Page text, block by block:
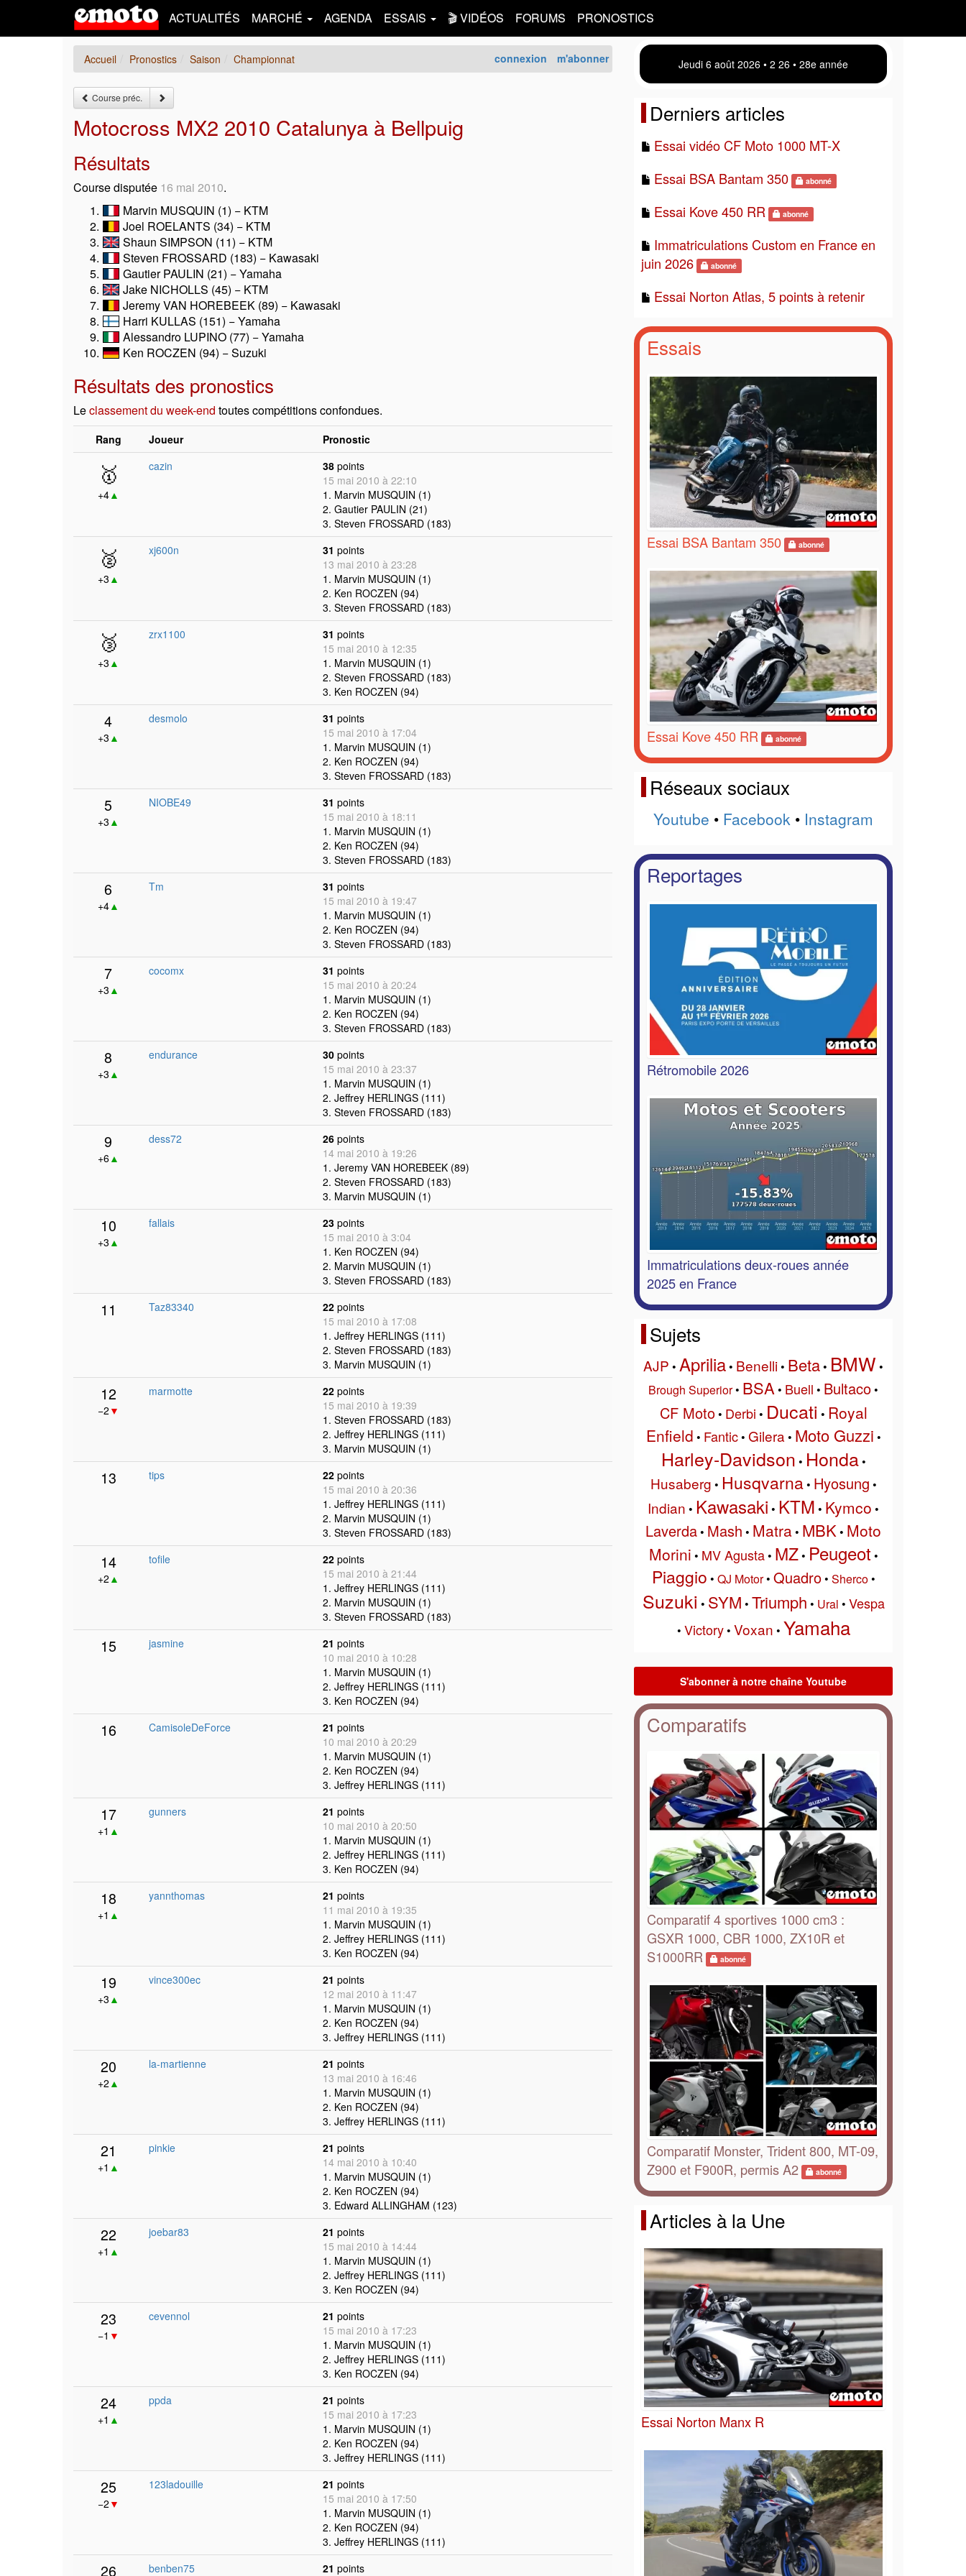
ACTUALITÉS MARCHÉ AGENDA ESSAIS 🎬 VIDÉOS FORUMS PRONOSTICS
connexion m'abonner
Accueil Pronostics Saison Championnat
Course préc.
Motocross MX2 2010 Catalunya à Bellpuig
Résultats
Course disputée 16 mai 2010.
Marvin MUSQUIN (1) − KTM
Joel ROELANTS (34) − KTM
Shaun SIMPSON (11) − KTM
Steven FROSSARD (183) − Kawasaki
Gautier PAULIN (21) − Yamaha
Jake NICHOLLS (45) − KTM
Jeremy VAN HOREBEEK (89) − Kawasaki
Harri KULLAS (151) − Yamaha
Alessandro LUPINO (77) − Yamaha
Ken ROCZEN (94) − Suzuki
Résultats des pronostics
Leclassement du week-end toutes compétitions confondues.
Rang Joueur Pronostic
🥇
+4▲
cazin 38 points
15 mai 2010 à 22:10
1. Marvin MUSQUIN (1)
2. Gautier PAULIN (21)
3. Steven FROSSARD (183)
🥈
+3 ▲
xj600n 31 points
13 mai 2010 à 23:28
1. Marvin MUSQUIN (1)
2. Ken ROCZEN (94)
3. Steven FROSSARD (183)
🥉
+3 ▲
zrx1100 31 points
15 mai 2010 à 12:35
1. Marvin MUSQUIN (1)
2. Steven FROSSARD (183)
3. Ken ROCZEN (94)
4
+3 ▲
desmolo 31 points
15 mai 2010 à 17:04
1. Marvin MUSQUIN (1)
2. Ken ROCZEN (94)
3. Steven FROSSARD (183)
5
+3 ▲
NIOBE49 31 points
15 mai 2010 à 18:11
1. Marvin MUSQUIN (1)
2. Ken ROCZEN (94)
3. Steven FROSSARD (183)
6
+4▲
Tm 31 points
15 mai 2010 à 19:47
1. Marvin MUSQUIN (1)
2. Ken ROCZEN (94)
3. Steven FROSSARD (183)
7
+3 ▲
cocomx 31 points
15 mai 2010 à 20:24
1. Marvin MUSQUIN (1)
2. Ken ROCZEN (94)
3. Steven FROSSARD (183)
8
+3 ▲
endurance 30 points
15 mai 2010 à 23:37
1. Marvin MUSQUIN (1)
2. Jeffrey HERLINGS (111)
3. Steven FROSSARD (183)
9
+6▲
dess72 26 points
14 mai 2010 à 19:26
1. Jeremy VAN HOREBEEK (89)
2. Steven FROSSARD (183)
3. Marvin MUSQUIN (1)
10
+3 ▲
fallais 23 points
15 mai 2010 à 3:04
1. Ken ROCZEN (94)
2. Marvin MUSQUIN (1)
3. Steven FROSSARD (183)
11 Taz83340 22 points
15 mai 2010 à 17:08
1. Jeffrey HERLINGS (111)
2. Steven FROSSARD (183)
3. Marvin MUSQUIN (1)
12
−2 ▼
marmotte 22 points
15 mai 2010 à 19:39
1. Steven FROSSARD (183)
2. Jeffrey HERLINGS (111)
3. Marvin MUSQUIN (1)
13 tips 22 points
15 mai 2010 à 20:36
1. Jeffrey HERLINGS (111)
2. Marvin MUSQUIN (1)
3. Steven FROSSARD (183)
14
+2 ▲
tofile 22 points
15 mai 2010 à 21:44
1. Jeffrey HERLINGS (111)
2. Marvin MUSQUIN (1)
3. Steven FROSSARD (183)
15 jasmine 21 points
10 mai 2010 à 10:28
1. Marvin MUSQUIN (1)
2. Jeffrey HERLINGS (111)
3. Ken ROCZEN (94)
16 CamisoleDeForce 21 points
10 mai 2010 à 20:29
1. Marvin MUSQUIN (1)
2. Ken ROCZEN (94)
3. Jeffrey HERLINGS (111)
17
+1 ▲
gunners 21 points
10 mai 2010 à 20:50
1. Marvin MUSQUIN (1)
2. Jeffrey HERLINGS (111)
3. Ken ROCZEN (94)
18
+1 ▲
yannthomas 21 points
11 mai 2010 à 19:35
1. Marvin MUSQUIN (1)
2. Jeffrey HERLINGS (111)
3. Ken ROCZEN (94)
19
+3 ▲
vince300ec 21 points
12 mai 2010 à 11:47
1. Marvin MUSQUIN (1)
2. Ken ROCZEN (94)
3. Jeffrey HERLINGS (111)
20
+2 ▲
la-martienne 21 points
13 mai 2010 à 16:46
1. Marvin MUSQUIN (1)
2. Ken ROCZEN (94)
3. Jeffrey HERLINGS (111)
21
+1 ▲
pinkie 21 points
14 mai 2010 à 10:40
1. Marvin MUSQUIN (1)
2. Ken ROCZEN (94)
3. Edward ALLINGHAM (123)
22
+1 ▲
joebar83 21 points
15 mai 2010 à 14:44
1. Marvin MUSQUIN (1)
2. Jeffrey HERLINGS (111)
3. Ken ROCZEN (94)
23
−1 ▼
cevennol 21 points
15 mai 2010 à 17:23
1. Marvin MUSQUIN (1)
2. Jeffrey HERLINGS (111)
3. Ken ROCZEN (94)
24
+1 ▲
ppda 21 points
15 mai 2010 à 17:23
1. Marvin MUSQUIN (1)
2. Ken ROCZEN (94)
3. Jeffrey HERLINGS (111)
25
−2 ▼
123ladouille 21 points
15 mai 2010 à 17:50
1. Marvin MUSQUIN (1)
2. Ken ROCZEN (94)
3. Jeffrey HERLINGS (111)
26 benben75 21 points
Jeudi 6 août 2026 • 2:26 • 28e année
Derniers articles
Essai vidéo CF Moto 1000 MT-X
Essai BSA Bantam 350
abonné
Essai Kove 450 RR abonné
Immatriculations Custom en France en
juin 2026
abonné
Essai Norton Atlas, 5 points à retenir
Essais
Essai BSA Bantam 350 abonné
Essai Kove 450 RR abonné
Réseaux sociaux
Youtube • Facebook • Instagram
Reportages
Rétromobile 2026
Immatriculations deux-roues année
2025 en France
Sujets
AJP • Aprilia• Benelli• Beta• BMW •
Brough Superior• BSA • Buell • Bultaco•
CF Moto• Derbi • Ducati • Royal
Enfield • Fantic• Gilera • Moto Guzzi •
Harley-Davidson • Honda•
Husaberg • Husqvarna• Hyosung •
Indian • Kawasaki • KTM • Kymco •
Laverda• Mash • Matra• MBK • Moto
Morini • MV Agusta• MZ• Peugeot •
Piaggio • QJ Motor• Quadro• Sherco•
Suzuki • SYM • Triumph • Ural • Vespa
• Victory• Voxan • Yamaha
Comparatifs
Comparatif 4 sportives 1000 cm3 :
GSXR 1000, CBR 1000, ZX10R et
S1000RR
abonné
Comparatif Monster, Trident 800, MT-09,
Z900 et F900R, permis A2
abonné
Articles à la Une
Essai Norton Manx R